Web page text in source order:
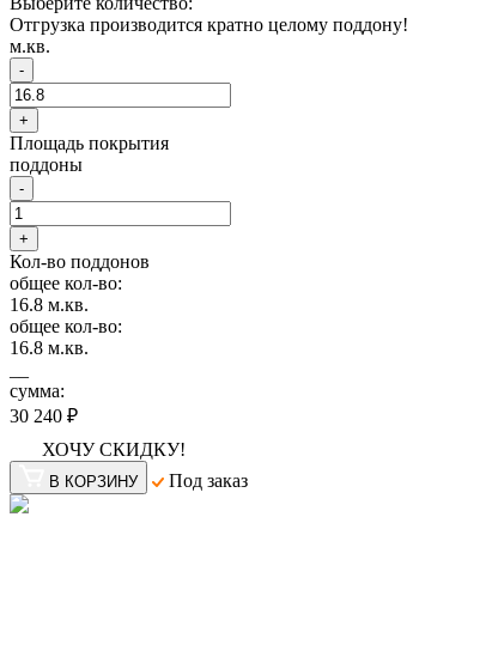
Отгрузка производится кратно целому поддону!
м.кв.
-
+
Площадь покрытия
поддоны
-
+
Кол-во поддонов
общее кол-во:
16.8 м.кв.
общее кол-во:
16.8 м.кв.
сумма:
30 240 ₽
ХОЧУ СКИДКУ!
В КОРЗИНУ Под заказ